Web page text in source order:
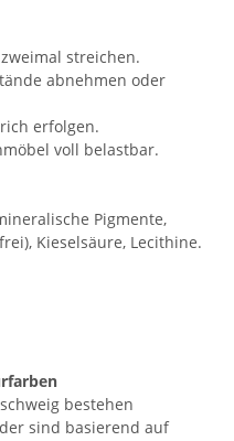
streichen.
abnehmen oder
erfolgen.
voll belastbar.
Pigmente,
Kieselsäure, Lecithine.
bestehen
sind basierend auf